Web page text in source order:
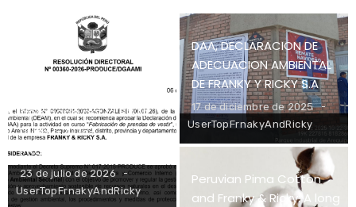
Difusión de la
Declaración de
aprobada por la RD N°
00360-2026-
PRODUCE/DGAAMI.
23 de julio de 2026
UserTopFrnakyAndRicky
DAA, DECLARACION DE
ADECUACION AMBIENTAL
DE FRANKY Y RICKY S.A
17 de diciembre de 2025
UserTopFrnakyAndRicky
Peruvian Pima Cotton
and Franky & Ricky: A long